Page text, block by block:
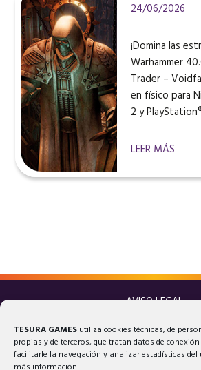
TESURA GAMES utiliza cookies técnicas, de
propias y de terceros, que tratan datos de
facilitarle la navegación y analizar estadísticas del
más información.
24/06/2026
¡Domina las
Warhammer
Trader –
en físico para
2 y
LEER MÁS
AVISO LEGAL
POLÍTICA DE COOKIES